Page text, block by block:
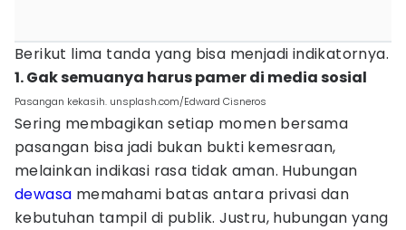
Berikut lima tanda yang bisa menjadi indikatornya.
1. Gak semuanya harus pamer di media sosial
Pasangan kekasih. unsplash.com/Edward Cisneros
Sering membagikan setiap momen bersama
pasangan bisa jadi bukan bukti kemesraan,
melainkan indikasi rasa tidak aman. Hubungan
dewasa memahami batas antara privasi dan
kebutuhan tampil di publik. Justru, hubungan yang